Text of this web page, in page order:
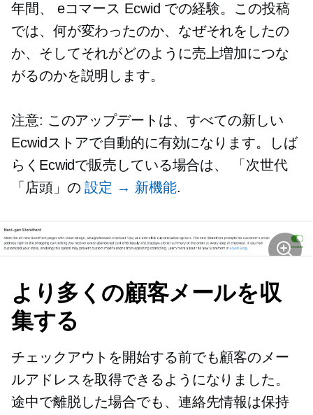
年間、 eコマース Ecwid での経験。この投稿
では、何が変わったのか、なぜそれをしたの
か、そしてそれがどのように売上増加につな
がるのかを説明します。
注意: このアップデートは、すべての新しい
Ecwidストアで自動的に有効になります。しば
らくEcwidで販売している場合は、
「次世代
「店頭」の設定 → 新機能.
より多くの顧客メールを収
集する
チェックアウトを開始する前でも顧客のメー
ルアドレスを取得できるようになりました。
途中で離脱した場合でも、連絡先情報は保持